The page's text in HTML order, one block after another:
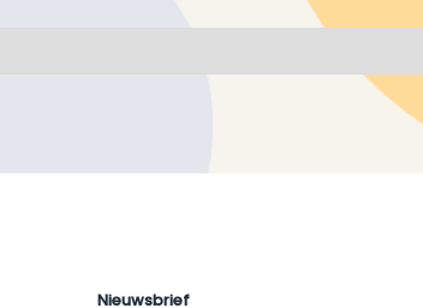
Nieuwsbrief